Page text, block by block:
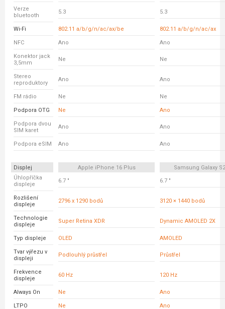
Verze
bluetooth
5.3 5.3
Wi-Fi 802.11 a/b/g/n/ac/ax/be 802.11 a/b/g/n/ac/ax
NFC Ano Ano
Konektor jack
3,5mm
Ne Ne
Stereo
reproduktory
Ano Ano
FM rádio Ne Ne
Podpora OTG Ne Ano
Podpora dvou
SIM karet
Ano Ano
Podpora eSIM Ano Ano
Displej Apple iPhone 16 Plus
Samsung Galaxy
Úhlopříčka
displeje
6.7 " 6.7 "
Rozlišení
displeje
2796 x 1290 bodů 3120 × 1440 bodů
Technologie
displeje
Super Retina XDR Dynamic AMOLED 2X
Typ displeje OLED AMOLED
Tvar výřezu v
displeji
Podlouhlý průstřel Průstřel
Frekvence
displeje
60 Hz 120 Hz
Always On Ne Ano
LTPO Ne Ano